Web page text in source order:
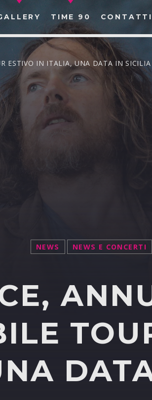
TIME 90 CONTATTI
CERCA NEL SITO
ESTIVO IN ITALIA, UNA DATA IN SICILIA
NEWS NEWS E CONCERTI